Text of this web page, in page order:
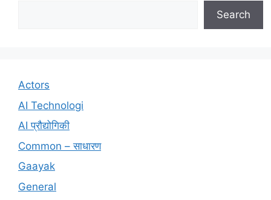
Search
Actors
AI Technologi
AI प्रौद्योगिकी
Common – साधारण
Gaayak
General